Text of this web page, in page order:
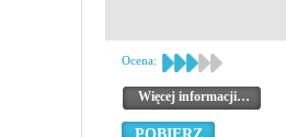
Ocena:
Więcej informacji…